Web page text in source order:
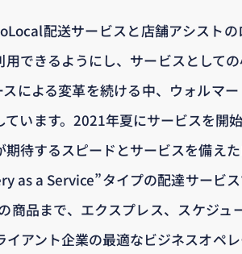
配送サービスと店舗アシスト
できるようにし、サービスとして
による変革を続ける中、ウォルマ
います。2021年夏にサービスを開
待するスピードとサービスを備え
as a Service”タイプの配達サービ
品まで、エクスプレス、スケジュ
アント企業の最適なビジネスオペ